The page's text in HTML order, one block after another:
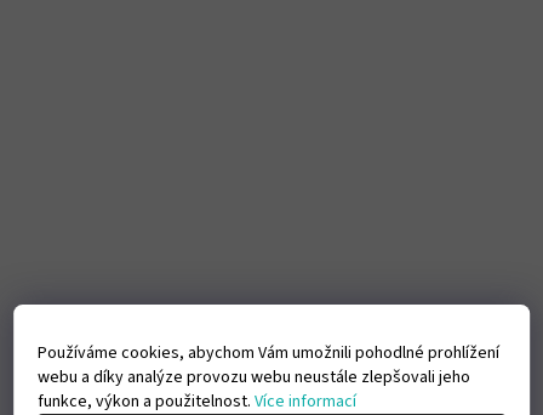
Používáme cookies, abychom Vám umožnili pohodlné prohlížení
webu a díky analýze provozu webu neustále zlepšovali jeho
funkce, výkon a použitelnost.Více informací